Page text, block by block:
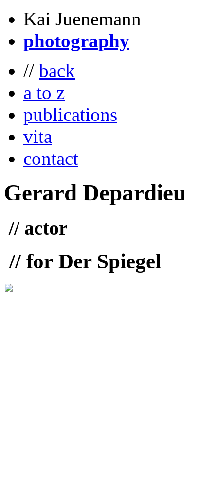
Kai Juenemann
photography
// back
a to z
publications
vita
contact
Gerard Depardieu
// actor
// for Der Spiegel